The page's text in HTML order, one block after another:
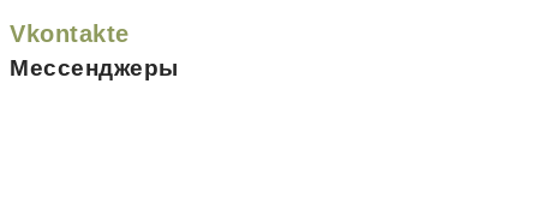
Vkontakte
Мессенджеры